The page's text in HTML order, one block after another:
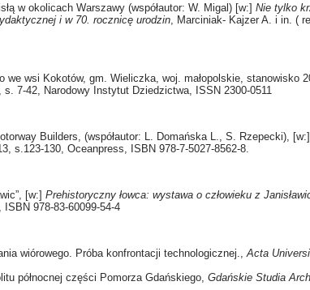
w okolicach Warszawy (współautor: W. Migal) [w:] Nie tylko
i w 70. rocznicę urodzin , Marciniak- Kajzer A. i in. (
wsi Kokotów, gm. Wieliczka, woj. małopolskie, stanowisko
s. 7-42, Narodowy Instytut Dziedzictwa, ISSN 2300-0511
Builders, (współautor: L. Domańska L., S. Rzepecki), [w:]
s.123-130, Oceanpress, ISBN 978-7-5027-8562-8.
[w:] Prehistoryczny łowca: wystawa o człowieku z
978-83-60099-54-4
wiórowego. Próba konfrontacji technologicznej., Acta
północnej części Pomorza Gdańskiego, Gdańskie Studia